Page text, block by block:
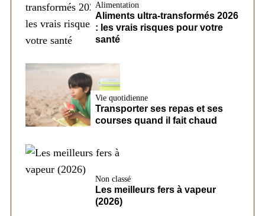
Alimentation
Aliments ultra-transformés 2026
: les vrais risques pour votre
santé
Vie quotidienne
Transporter ses repas et ses
courses quand il fait chaud
Non classé
Les meilleurs fers à vapeur
(2026)